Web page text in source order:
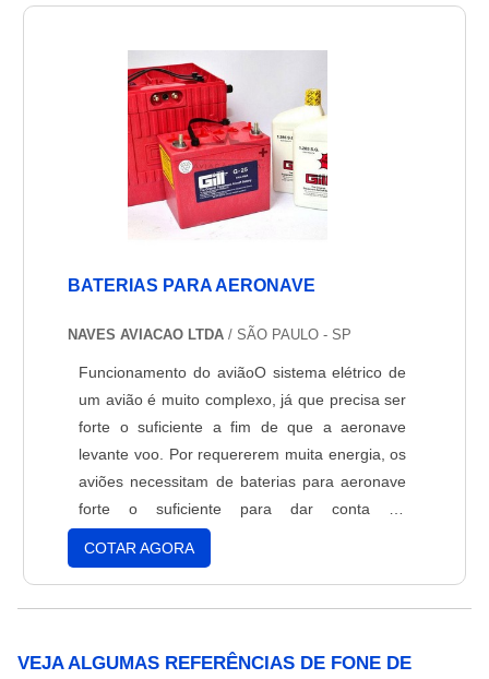
manutenção de aeronaves em c....
BATERIAS PARA AERONAVE
NAVES AVIACAO LTDA / SÃO PAULO - SP
Funcionamento do aviãoO sistema elétrico de
um avião é muito complexo, já que precisa ser
forte o suficiente a fim de que a aeronave
levante voo. Por requererem muita energia, os
aviões necessitam de baterias para aeronave
forte o suficiente para dar conta do
trabalho.Função da bateriaAs baterias para
aeronave cumprem várias funções, entre elas
estão:Manter em funcionamento o sistema de
COTAR AGORA
VEJA ALGUMAS REFERÊNCIAS DE FONE DE